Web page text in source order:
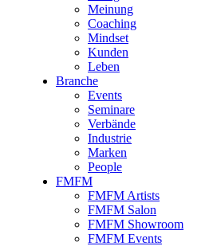
Meinung
Coaching
Mindset
Kunden
Leben
Branche
Events
Seminare
Verbände
Industrie
Marken
People
FMFM
FMFM Artists
FMFM Salon
FMFM Showroom
FMFM Events